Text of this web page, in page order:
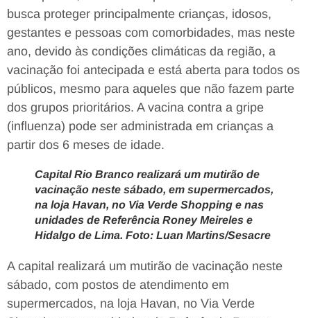
busca proteger principalmente crianças, idosos,
gestantes e pessoas com comorbidades, mas neste
ano, devido às condições climáticas da região, a
vacinação foi antecipada e está aberta para todos os
públicos, mesmo para aqueles que não fazem parte
dos grupos prioritários. A vacina contra a gripe
(influenza) pode ser administrada em crianças a
partir dos 6 meses de idade.
Capital Rio Branco realizará um mutirão de
vacinação neste sábado, em supermercados,
na loja Havan, no Via Verde Shopping e nas
unidades de Referência Roney Meireles e
Hidalgo de Lima. Foto: Luan Martins/Sesacre
A capital realizará um mutirão de vacinação neste
sábado, com postos de atendimento em
supermercados, na loja Havan, no Via Verde